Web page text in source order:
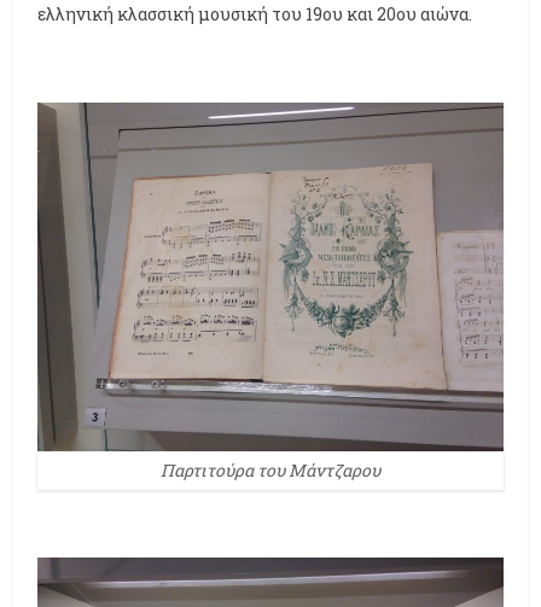
ελληνική κλασσική μουσική του 19ου και 20ου αιώνα.
Παρτιτούρα του Μάντζαρου